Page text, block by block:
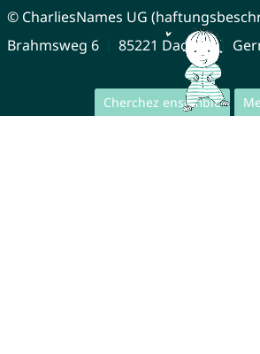
Cherchez ensemble
© CharliesNames UG
Brahmsweg 6
85221 Dachau